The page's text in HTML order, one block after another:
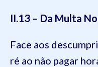
II.13 – Da Multa
Face aos
ré ao não pagar